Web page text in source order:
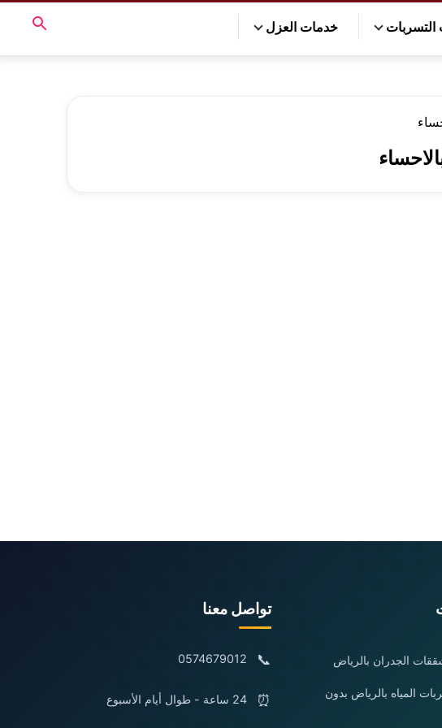
خدمات العزل
الجدران بالرياض
المياه بالرياض بدون
تواصل معنا
📞
0574679012
⏰ 24 ساعة - طوال أيام الأسبوع